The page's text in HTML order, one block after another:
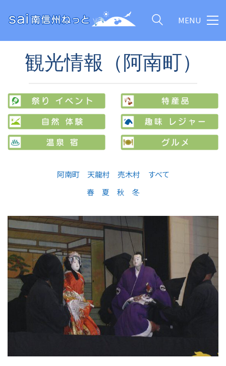
MENU
観光情報（阿南町）
阿南町 天龍村 売木村
すべて
春
夏 秋 冬